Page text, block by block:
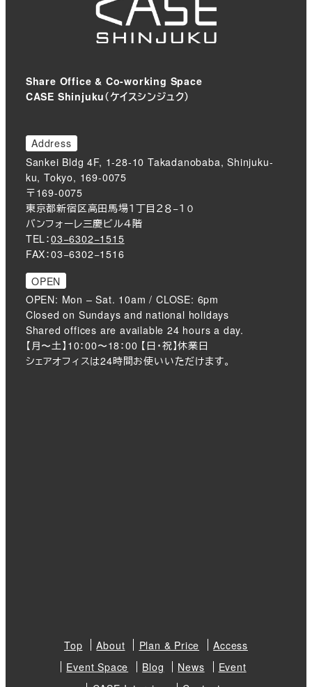
Share Office & Co-working Space
CASE Shinjuku（ケイスシンジュク）
Address
Sankei Bldg 4F, 1-28-10 Takadanobaba, Shinjuku-
ku, Tokyo, 169-0075
〒169-0075
東京都新宿区高田馬場１丁目２８−１０
バンフォーレ三慶ビル４階
TEL：03−6302−1515
FAX：03−6302−1516
OPEN
OPEN: Mon – Sat. 10am / CLOSE: 6pm
Closed on Sundays and national holidays
Shared offices are available 24 hours a day.
【月〜土】10：00〜18：00 【日・祝】休業日
シェアオフィスは24時間お使いいただけます。
Top About Plan & Price
Access
Event Space
Blog News
Event